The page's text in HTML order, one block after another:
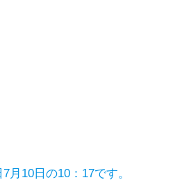
月10日の10：17です。